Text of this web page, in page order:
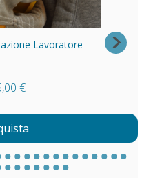
Lavoratore
€